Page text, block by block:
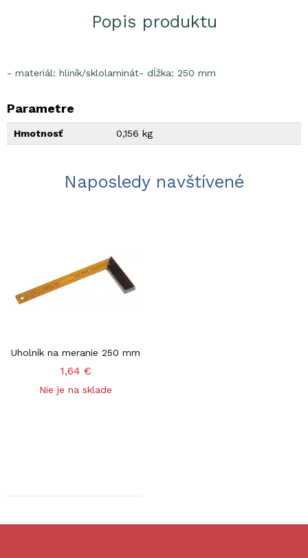
Popis produktu
Parametre
Hmotnosť 0,156 kg
- materiál: hliník/sklolaminát- dĺžka: 250 mm
Naposledy navštívené
Uholník na meranie 250 mm
1,64 €
Nie je na sklade